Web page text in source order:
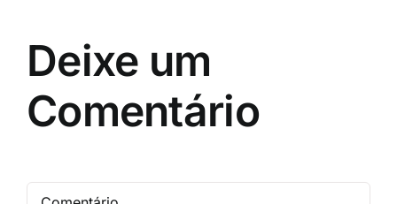
Deixe um
Comentário
Comentário